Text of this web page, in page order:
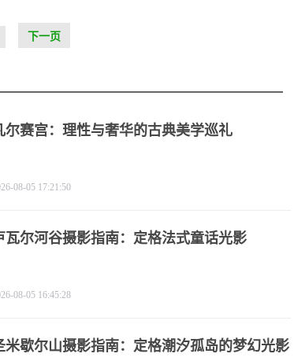
下一页
尔赛宫：理性与奢华的古典美学巡礼
08-05 17:21:50
瓦尔河谷摄影指南：定格法式童话光影
08-05 16:45:28
米歇尔山摄影指南：定格潮汐孤岛的梦幻光影